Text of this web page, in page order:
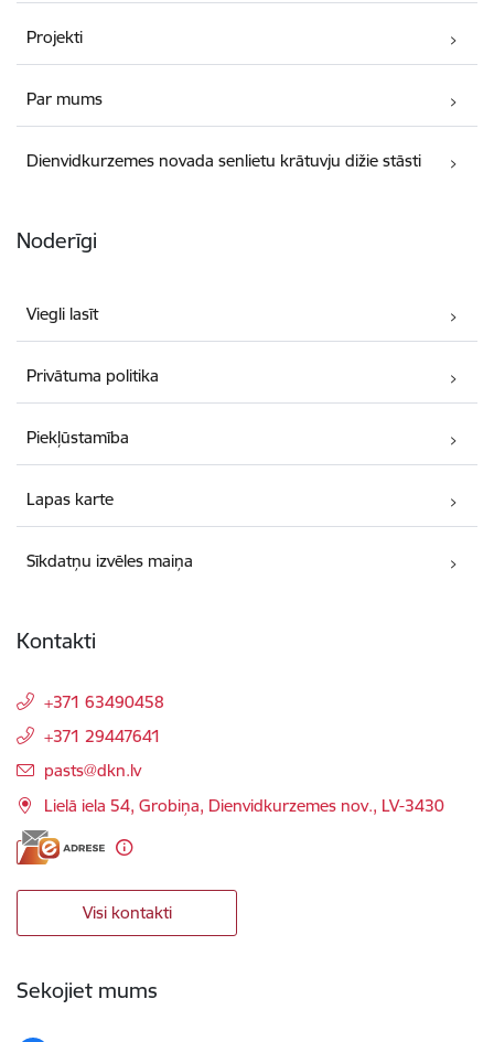
Projekti
Par mums
Dienvidkurzemes novada senlietu krātuvju dižie stāsti
Noderīgi
Viegli lasīt
Privātuma politika
Piekļūstamība
Lapas karte
Sīkdatņu izvēles maiņa
Kontakti
+371 63490458
+371 29447641
E-pasts:
pasts@dkn.lv
Lielā iela 54, Grobiņa, Dienvidkurzemes nov., LV-3430
Visi kontakti
Sekojiet mums